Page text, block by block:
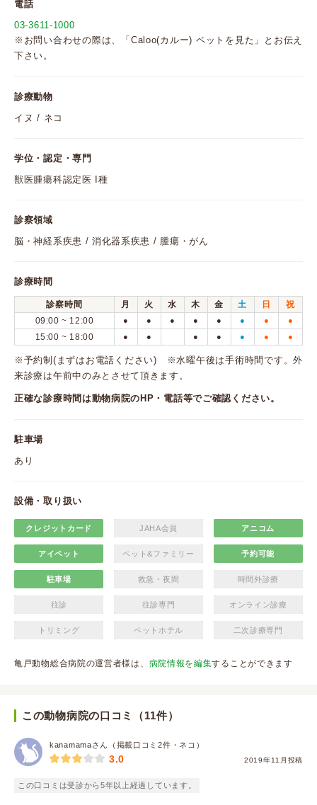
電話
03-3611-1000
※お問い合わせの際は、「Caloo(カルー) ペットを見た」とお伝え
下さい。
診療動物
イヌ / ネコ
学位・認定・専門
獣医腫瘍科認定医 I種
診察領域
脳・神経系疾患 / 消化器系疾患 / 腫瘍・がん
診療時間
診察時間 月 火 水 木 金 土 日
祝
09:00 ~ 12:00
● ● ● ● ● ● ● ●
15:00 ~ 18:00 ● ● ● ● ● ● ●
※予約制(まずはお電話ください) ※水曜午後は手術時間です。外
来診療は午前中のみとさせて頂きます。
正確な診療時間は動物病院のHP・電話等でご確認ください。
駐車場
あり
設備・取り扱い
クレジットカード JAHA会員 アニコム
アイペット ペット&ファミリー 予約可能
駐車場 救急・夜間 時間外診療
往診 往診専門 オンライン診療
トリミング ペットホテル 二次診療専門
亀戸動物総合病院の運営者様は、 病院情報を編集することができます
この動物病院の口コミ（11件）
kanamamaさん（掲載口コミ2件・ネコ）
2019年11月投稿
3.0
この口コミは受診から5年以上経過しています。